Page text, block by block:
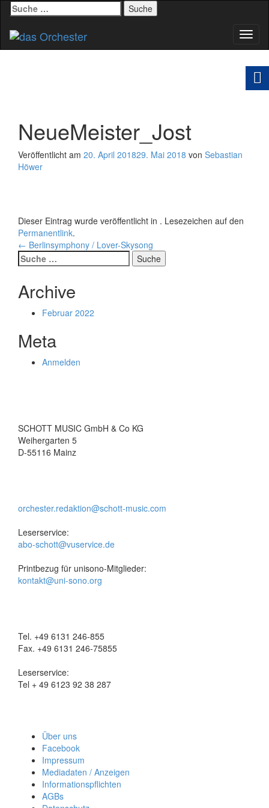
Suche
nach:
NeueMeister_Jost
Veröffentlicht am 20. April 201829. Mai 2018 von Sebastian
Höwer
Dieser Eintrag wurde veröffentlicht in . Lesezeichen auf den
Permanentlink.
Beitrags-
Navigation
← Berlinsymphony / Lover-Skysong
Suche
nach:
Archive
Februar 2022
Meta
Anmelden
SCHOTT MUSIC GmbH & Co KG
Weihergarten 5
D-55116 Mainz
orchester.redaktion@schott-music.com
Leserservice:
abo-schott@vuservice.de
Printbezug für unisono-Mitglieder:
kontakt@uni-sono.org
Tel. +49 6131 246-855
Fax. +49 6131 246-75855
Leserservice:
Tel + 49 6123 92 38 287
Über uns
Facebook
Impressum
Mediadaten / Anzeigen
Informationspflichten
AGBs